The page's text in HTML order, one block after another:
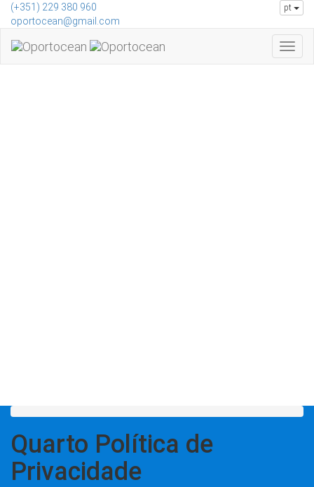
Skip to main content
(+351) 229 380 960
oportocean@gmail.com
pt
Quarto Política de
Privacidade